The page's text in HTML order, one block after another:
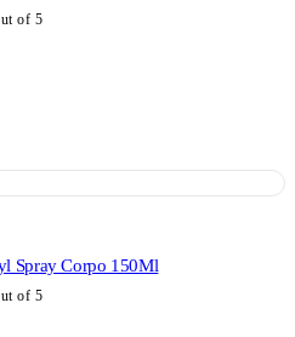
of 5
Spray Corpo 150Ml
of 5